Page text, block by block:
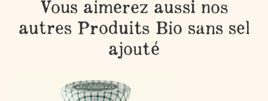
Vous aimerez aussi nos
autres Produits Bio sans sel
ajouté